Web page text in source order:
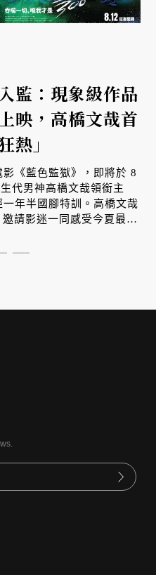
監：現象級作品
映，高橋文哉首
熱」
《藍色監獄》，即將於 8
代男神高橋文哉領銜主
年半國腳特訓。高橋文哉
請影迷一同感受今夏最燃